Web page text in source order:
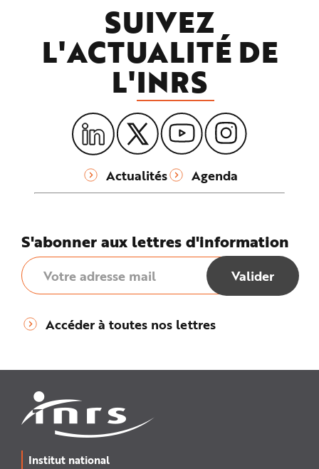
SUIVEZ
L'ACTUALITÉ DE
L'INRS
Actualités Agenda
S'abonner aux lettres d'information
Accéder à toutes nos lettres
Institut national